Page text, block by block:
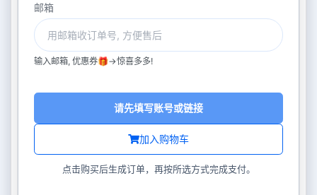
邮箱
输入邮箱, 优惠券🎁->惊喜多多!
加入购物车
请先填写账号或链接
点击购买后生成订单，再按所选方式完成支付。